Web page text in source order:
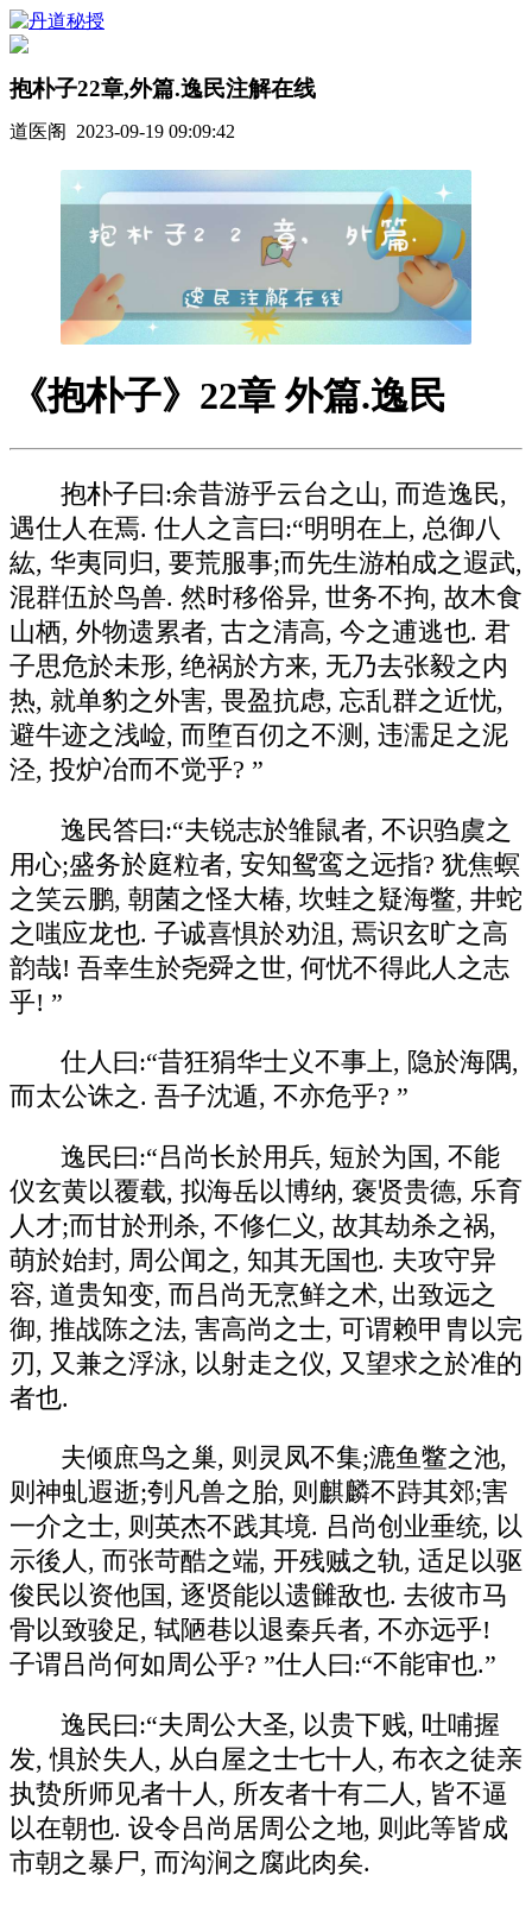
抱朴子22章,外篇.逸民注解在线
道医阁 2023-09-19 09:09:42
《抱朴子》22章 外篇.逸民
抱朴子曰:余昔游乎云台之山, 而造逸民,
遇仕人在焉. 仕人之言曰:“明明在上, 总御八
紘, 华夷同归, 要荒服事;而先生游柏成之遐武,
混群伍於鸟兽. 然时移俗异, 世务不拘, 故木食
山栖, 外物遗累者, 古之清高, 今之逋逃也. 君
子思危於未形, 绝祸於方来, 无乃去张毅之内
热, 就单豹之外害, 畏盈抗虑, 忘乱群之近忧,
避牛迹之浅崄, 而堕百仞之不测, 违濡足之泥
泾, 投炉冶而不觉乎? ”
逸民答曰:“夫锐志於雏鼠者, 不识驺虞之
用心;盛务於庭粒者, 安知鸳鸾之远指? 犹焦螟
之笑云鹏, 朝菌之怪大椿, 坎蛙之疑海鳖, 井蛇
之嗤应龙也. 子诚喜惧於劝沮, 焉识玄旷之高
韵哉! 吾幸生於尧舜之世, 何忧不得此人之志
乎! ”
仕人曰:“昔狂狷华士义不事上, 隐於海隅,
而太公诛之. 吾子沈遁, 不亦危乎? ”
逸民曰:“吕尚长於用兵, 短於为国, 不能
仪玄黄以覆载, 拟海岳以博纳, 褒贤贵德, 乐育
人才;而甘於刑杀, 不修仁义, 故其劫杀之祸,
萌於始封, 周公闻之, 知其无国也. 夫攻守异
容, 道贵知变, 而吕尚无烹鲜之术, 出致远之
御, 推战陈之法, 害高尚之士, 可谓赖甲胄以完
刃, 又兼之浮泳, 以射走之仪, 又望求之於准的
者也.
夫倾庶鸟之巢, 则灵凤不集;漉鱼鳖之池,
则神虬遐逝;刳凡兽之胎, 则麒麟不跱其郊;害
一介之士, 则英杰不践其境. 吕尚创业垂统, 以
示後人, 而张苛酷之端, 开残贼之轨, 适足以驱
俊民以资他国, 逐贤能以遗雠敌也. 去彼市马
骨以致骏足, 轼陋巷以退秦兵者, 不亦远乎!
子谓吕尚何如周公乎? ”仕人曰:“不能审也.”
逸民曰:“夫周公大圣, 以贵下贱, 吐哺握
发, 惧於失人, 从白屋之士七十人, 布衣之徒亲
执贽所师见者十人, 所友者十有二人, 皆不逼
以在朝也. 设令吕尚居周公之地, 则此等皆成
市朝之暴尸, 而沟涧之腐此肉矣.